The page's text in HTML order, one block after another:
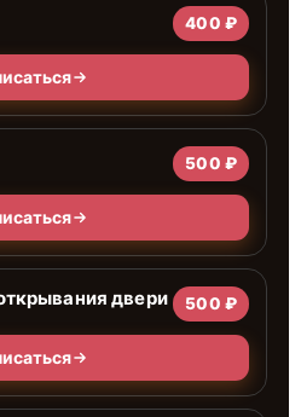
400 ₽
500 ₽
двери 500 ₽